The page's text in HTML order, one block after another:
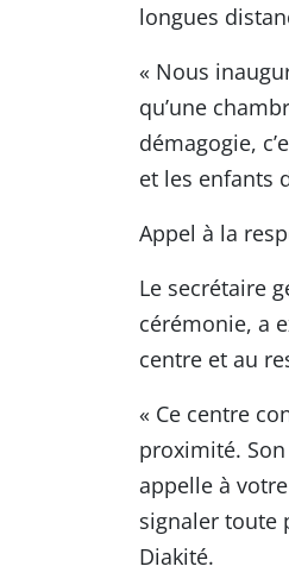
longues
« Nous
qu’une
démagogie,
et les enfants
Appel à la
Le secrétaire
cérémonie, a
centre et au
« Ce centre
proximité.
appelle à
signaler toute
Diakité.